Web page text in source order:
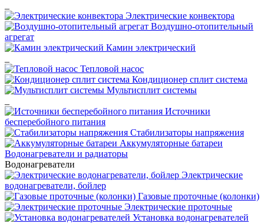
Электрические конвектора
Воздушно-отопительный
агрегат
Камин электрический
Тепловой насос
Кондиционер сплит система
Мультисплит системы
Источники
бесперебойного питания
Стабилизаторы напряжения
Аккумуляторные батареи
Водонагреватели и радиаторы
Водонагреватели
Электрические
водонагреватели, бойлер
Газовые проточные (колонки)
Электрические проточные
Установка водонагревателей